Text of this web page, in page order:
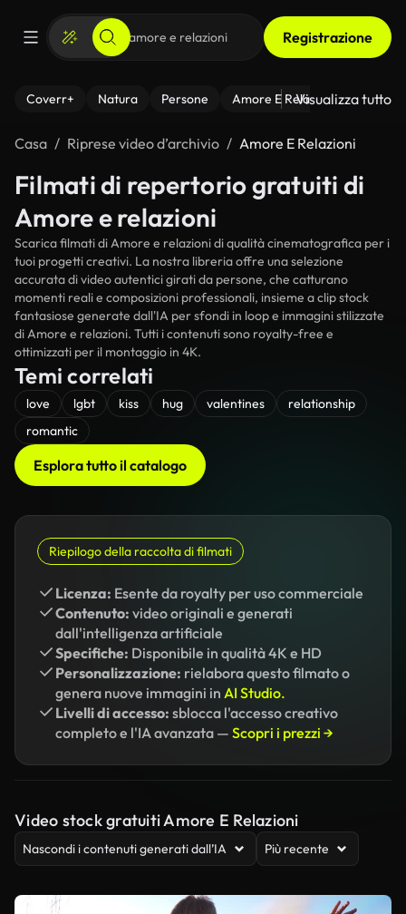
Registrazione
Coverr+ Natura Persone Amore E Relazioni Il
Visualizza tutto
Casa Riprese video d’archivio Amore E Relazioni
Filmati di repertorio gratuiti di
Amore e relazioni
Scarica filmati di Amore e relazioni di qualità cinematografica per i
tuoi progetti creativi. La nostra libreria offre una selezione
accurata di video autentici girati da persone, che catturano
momenti reali e composizioni professionali, insieme a clip stock
fantasiose generate dall'IA per sfondi in loop e immagini stilizzate
di Amore e relazioni. Tutti i contenuti sono royalty-free e
ottimizzati per il montaggio in 4K.
Temi correlati
love lgbt kiss hug valentines
relationship
romantic
Esplora tutto il catalogo
Riepilogo della raccolta di filmati
Licenza: Esente da royalty per uso commerciale
Contenuto: video originali e generati
dall'intelligenza artificiale
Specifiche: Disponibile in qualità 4K e HD
Personalizzazione: rielabora questo filmato o
genera nuove immagini in AI Studio.
Livelli di accesso: sblocca l'accesso creativo
completo e l'IA avanzata — Scopri i prezzi →
Video stock gratuiti Amore E Relazioni
Nascondi i contenuti generati dall’IA Più recente